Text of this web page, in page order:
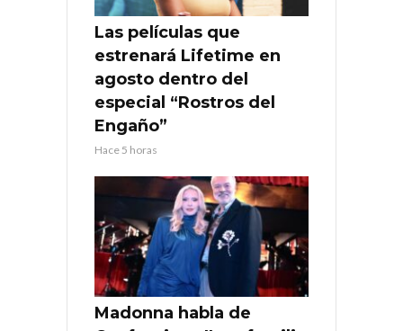
Las películas que
estrenará Lifetime en
agosto dentro del
especial “Rostros del
Engaño”
Hace 5 horas
Madonna habla de